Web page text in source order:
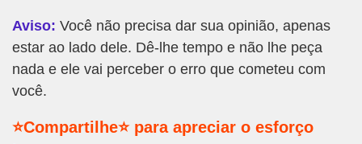
Aviso: Você não precisa dar sua opinião, apenas
estar ao lado dele. Dê-lhe tempo e não lhe peça
nada e ele vai perceber o erro que cometeu com
você.
⭐Compartilhe⭐ para apreciar o esforço